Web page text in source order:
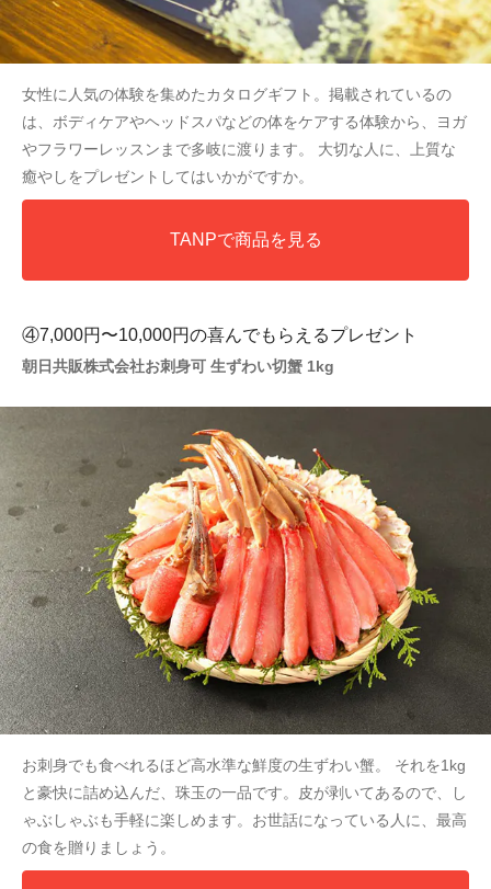
女性に人気の体験を集めたカタログギフト。掲載されているの
は、ボディケアやヘッドスパなどの体をケアする体験から、ヨガ
やフラワーレッスンまで多岐に渡ります。 大切な人に、上質な
癒やしをプレゼントしてはいかがですか。
TANPで商品を見る
④7,000円〜10,000円の喜んでもらえるプレゼント
朝日共販株式会社お刺身可 生ずわい切蟹 1kg
お刺身でも食べれるほど高水準な鮮度の生ずわい蟹。 それを1kg
と豪快に詰め込んだ、珠玉の一品です。皮が剥いてあるので、し
ゃぶしゃぶも手軽に楽しめます。お世話になっている人に、最高
の食を贈りましょう。